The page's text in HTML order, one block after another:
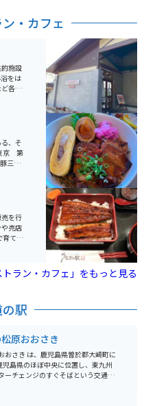
・カフェ
施設
をは
各種
品コ
、家
スト
べる
、そ
京 第
三昧
味わ
を行
売店
育てた
を販
、さ
農水
トラン・カフェ」をもっと見る
駅
原おおさき
おさき は、鹿児島県曽於郡大崎町に
児島県のほぼ中央に位置し、東九州
ーチェンジのすぐそばという交通の
渚百選にも